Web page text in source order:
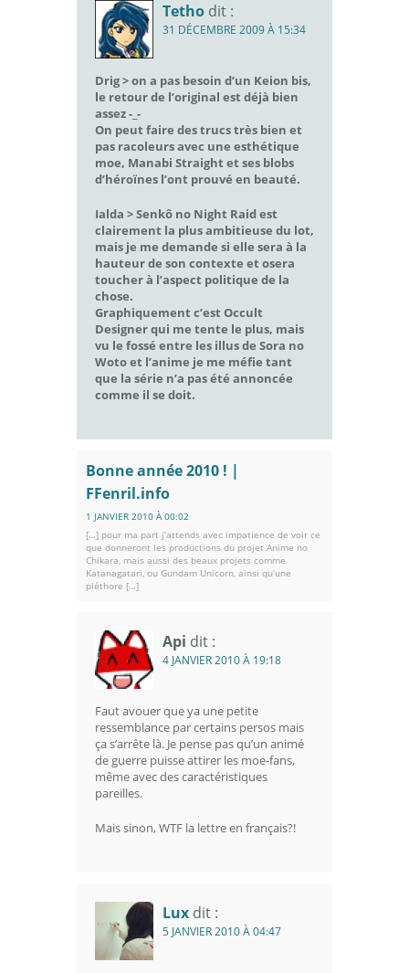
Tetho dit :
31 DÉCEMBRE 2009 À 15:34
Drig > on a pas besoin d’un Keion bis,
le retour de l’original est déjà bien
assez -_-
On peut faire des trucs très bien et
pas racoleurs avec une esthétique
moe, Manabi Straight et ses blobs
d’héroïnes l’ont prouvé en beauté.
Ialda > Senkô no Night Raid est
clairement la plus ambitieuse du lot,
mais je me demande si elle sera à la
hauteur de son contexte et osera
toucher à l’aspect politique de la
chose.
Graphiquement c’est Occult
Designer qui me tente le plus, mais
vu le fossé entre les illus de Sora no
Woto et l’anime je me méfie tant
que la série n’a pas été annoncée
comme il se doit.
Bonne année 2010 ! |
FFenril.info
1 JANVIER 2010 À 00:02
[…] pour ma part j’attends avec impatience de voir ce
que donneront les productions du projet Anime no
Chikara, mais aussi des beaux projets comme
Katanagatari, ou Gundam Unicorn, ainsi qu’une
pléthore […]
Api dit :
4 JANVIER 2010 À 19:18
Faut avouer que ya une petite
ressemblance par certains persos mais
ça s’arrête là. Je pense pas qu’un animé
de guerre puisse attirer les moe-fans,
même avec des caractéristiques
pareilles.
Mais sinon, WTF la lettre en français?!
Lux dit :
5 JANVIER 2010 À 04:47